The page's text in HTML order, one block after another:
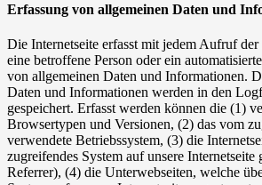
Erfassung von allgemeinen Daten und
Die Internetseite erfasst mit jedem Aufruf der
eine betroffene Person oder ein
von allgemeinen Daten und Informationen.
Daten und Informationen werden in den
gespeichert. Erfasst werden können die (1)
Browsertypen und Versionen, (2) das vom
verwendete Betriebssystem, (3) die
zugreifendes System auf unsere Internetseite
Referrer), (4) die Unterwebseiten, welche